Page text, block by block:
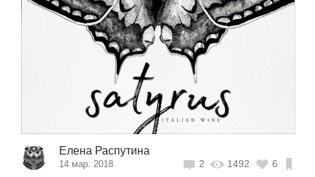
Елена Распутина
14 мар. 2018 2 1492 6